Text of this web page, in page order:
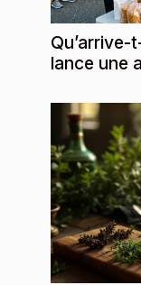
Qu’arrive-
lance une